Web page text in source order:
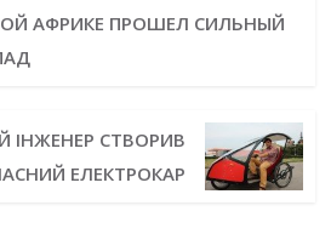
АФРИКЕ ПРОШЕЛ СИЛЬНЫЙ
ІНЖЕНЕР СТВОРИВ
ЕЛЕКТРОКАР